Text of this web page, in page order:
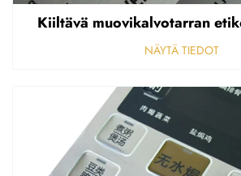
NÄYTÄ TIEDOT